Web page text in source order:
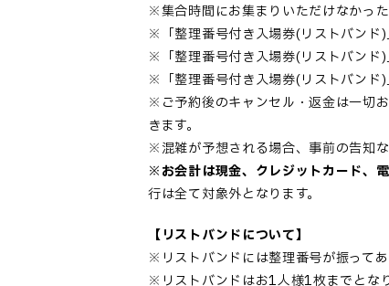
※集合時間にお集まりいただけなかっ
※「整理番号付き入場券(リストバンド)
※「整理番号付き入場券(リストバンド)
※「整理番号付き入場券(リストバンド)
※ご予約後のキャンセル・返金は一切
きます。
※混雑が予想される場合、事前の告知
※お会計は現金、クレジットカード、
行は全て対象外となります。
【リストバンドについて】
※リストバンドには整理番号が振って
※リストバンドはお1人様1枚までとな